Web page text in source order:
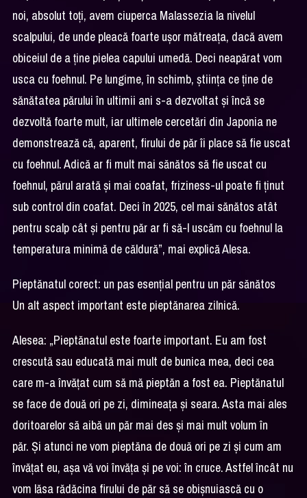
noi, absolut toți, avem ciuperca Malassezia la nivelul
scalpului, de unde pleacă foarte ușor mătreața, dacă avem
obiceiul de a ține pielea capului umedă. Deci neapărat vom
usca cu foehnul. Pe lungime, în schimb, știința ce ține de
sănătatea părului în ultimii ani s-a dezvoltat și încă se
dezvoltă foarte mult, iar ultimele cercetări din Japonia ne
demonstrează că, aparent, firului de păr îi place să fie uscat
cu foehnul. Adică ar fi mult mai sănătos să fie uscat cu
foehnul, părul arată și mai coafat, friziness-ul poate fi ținut
sub control din coafat. Deci în 2025, cel mai sănătos atât
pentru scalp cât și pentru păr ar fi să-l uscăm cu foehnul la
temperatura minimă de căldură”, mai explică Alesa.
Pieptănatul corect: un pas esențial pentru un păr sănătos
Un alt aspect important este pieptănarea zilnică.
Alesea: „Pieptănatul este foarte important. Eu am fost
crescută sau educată mai mult de bunica mea, deci cea
care m-a învățat cum să mă pieptăn a fost ea. Pieptănatul
se face de două ori pe zi, dimineața și seara. Asta mai ales
doritoarelor să aibă un păr mai des și mai mult volum în
păr. Și atunci ne vom pieptăna de două ori pe zi și cum am
învățat eu, așa vă voi învăța și pe voi: în cruce. Astfel încât nu
vom lăsa rădăcina firului de păr să se obișnuiască cu o